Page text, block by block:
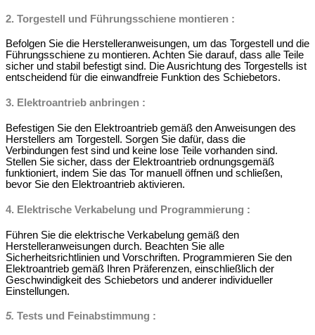
2. Torgestell und Führungsschiene montieren :
Befolgen Sie die Herstelleranweisungen, um das Torgestell und die
Führungsschiene zu montieren. Achten Sie darauf, dass alle Teile
sicher und stabil befestigt sind. Die Ausrichtung des Torgestells ist
entscheidend für die einwandfreie Funktion des Schiebetors.
3. Elektroantrieb anbringen :
Befestigen Sie den Elektroantrieb gemäß den Anweisungen des
Herstellers am Torgestell. Sorgen Sie dafür, dass die
Verbindungen fest sind und keine lose Teile vorhanden sind.
Stellen Sie sicher, dass der Elektroantrieb ordnungsgemäß
funktioniert, indem Sie das Tor manuell öffnen und schließen,
bevor Sie den Elektroantrieb aktivieren.
4. Elektrische Verkabelung und Programmierung :
Führen Sie die elektrische Verkabelung gemäß den
Herstelleranweisungen durch. Beachten Sie alle
Sicherheitsrichtlinien und Vorschriften. Programmieren Sie den
Elektroantrieb gemäß Ihren Präferenzen, einschließlich der
Geschwindigkeit des Schiebetors und anderer individueller
Einstellungen.
5. Tests und Feinabstimmung :